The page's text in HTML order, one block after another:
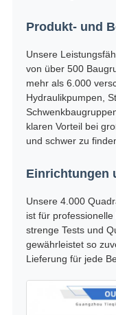
Produkt- und
Unsere
von über 500
mehr als 6.000
Hydraulikpumpen,
klaren Vorteil bei
und schwer zu
Einrichtungen
Unsere 4.000
ist für
strenge Tests und
gewährleistet so
Lieferung für jede